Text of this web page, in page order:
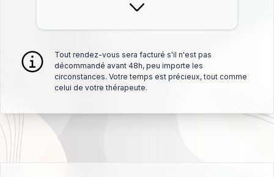
Tout rendez-vous sera facturé s'il n'est pas
décommandé avant 48h, peu importe les
circonstances. Votre temps est précieux, tout comme
celui de votre thérapeute.